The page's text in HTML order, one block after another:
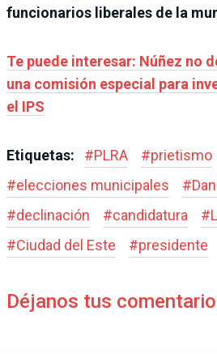
funcionarios liberales de la
Te puede interesar: Núñez no
una comisión especial para
el IPS
Etiquetas: #PLRA #prietismo
#elecciones municipales #
#declinación #candidatura #
#Ciudad del Este #presidente
Déjanos tus